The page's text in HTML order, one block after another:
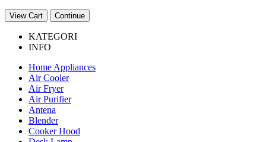
View Cart Continue
KATEGORI
INFO
Home Appliances
Air Cooler
Air Fryer
Air Purifier
Antena
Blender
Cooker Hood